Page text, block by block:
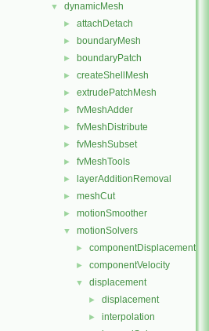
▼ dynamicMesh
► attachDetach
► boundaryMesh
► boundaryPatch
► createShellMesh
► extrudePatchMesh
► fvMeshAdder
► fvMeshDistribute
► fvMeshSubset
► fvMeshTools
► layerAdditionRemoval
► meshCut
► motionSmoother
▼ motionSolvers
► componentDisplacement
► componentVelocity
▼ displacement
► displacement
► interpolation